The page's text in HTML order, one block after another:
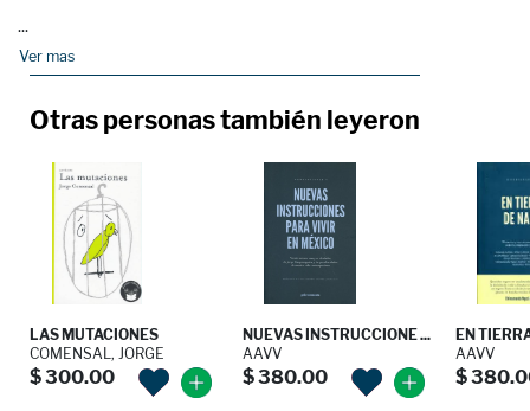
...
Ver mas
Otras personas también leyeron
LAS MUTACIONES
COMENSAL, JORGE
$ 300.00
NUEVAS INSTRUCCIONE ...
AAVV
$ 380.00
EN
AAVV
$